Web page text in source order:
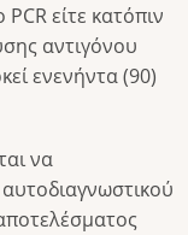
είτε κατόπιν
αντιγόνου
ενενήντα (90)
να